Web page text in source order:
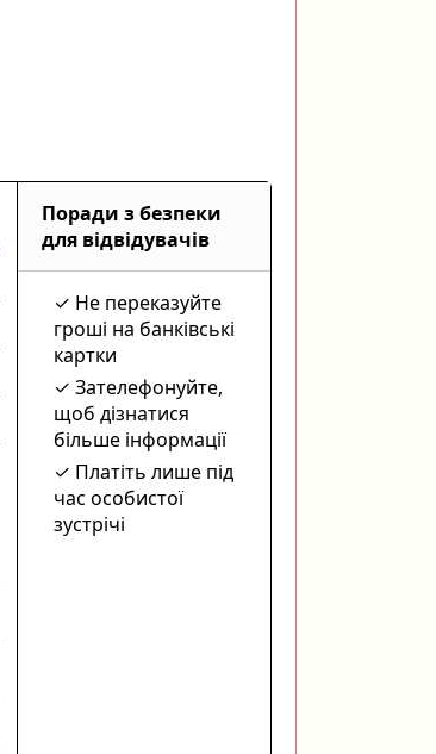
Поради з безпеки
для відвідувачів
Не переказуйте
гроші на банківські
картки
Зателефонуйте,
щоб дізнатися
більше інформації
Платіть лише під
час особистої
зустрічі